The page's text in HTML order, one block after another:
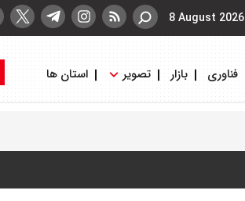
8 August 2026
فناوری بازار تصویر استان ها